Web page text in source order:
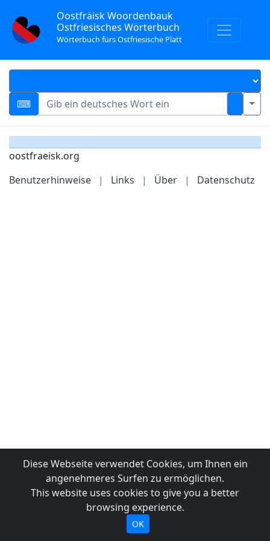
Oostfräisk Woordenbauk
Ostfriesisches Wörterbuch
Wörterbuch fürs Ostfriesische Platt
oostfraeisk.org
Benutzerhinweise
| Links | Über | Datenschutz
Diese Webseite verwendet Cookies, um Ihnen ein
angenehmeres Surfen zu ermöglichen.
This website uses cookies to give you a better
browsing experience.
OK